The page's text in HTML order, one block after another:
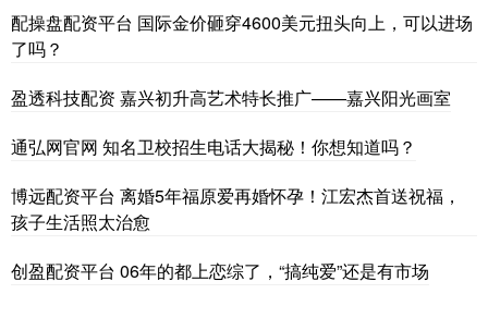
配操盘配资平台 国际金价砸穿4600美元扭头向上，可以进场
了吗？
盈透科技配资 嘉兴初升高艺术特长推广——嘉兴阳光画室
通弘网官网 知名卫校招生电话大揭秘！你想知道吗？
博远配资平台 离婚5年福原爱再婚怀孕！江宏杰首送祝福，
孩子生活照太治愈
创盈配资平台 06年的都上恋综了，“搞纯爱”还是有市场